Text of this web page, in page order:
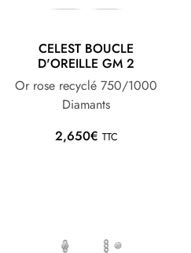
CELEST BOUCLE
D'OREILLE GM 2
Or rose recyclé 750/1000
Diamants
2,650€ TTC